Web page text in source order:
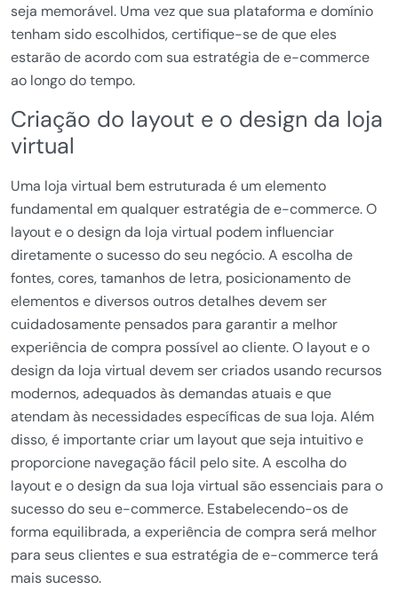
seja memorável. Uma vez que sua plataforma e domínio
tenham sido escolhidos, certifique-se de que eles
estarão de acordo com sua estratégia de e-commerce
ao longo do tempo.
Criação do layout e o design da loja
virtual
Uma loja virtual bem estruturada é um elemento
fundamental em qualquer estratégia de e-commerce. O
layout e o design da loja virtual podem influenciar
diretamente o sucesso do seu negócio. A escolha de
fontes, cores, tamanhos de letra, posicionamento de
elementos e diversos outros detalhes devem ser
cuidadosamente pensados para garantir a melhor
experiência de compra possível ao cliente. O layout e o
design da loja virtual devem ser criados usando recursos
modernos, adequados às demandas atuais e que
atendam às necessidades específicas de sua loja. Além
disso, é importante criar um layout que seja intuitivo e
proporcione navegação fácil pelo site. A escolha do
layout e o design da sua loja virtual são essenciais para o
sucesso do seu e-commerce. Estabelecendo-os de
forma equilibrada, a experiência de compra será melhor
para seus clientes e sua estratégia de e-commerce terá
mais sucesso.